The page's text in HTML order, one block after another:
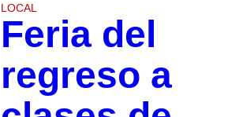
LOCAL
Feria del
regreso a